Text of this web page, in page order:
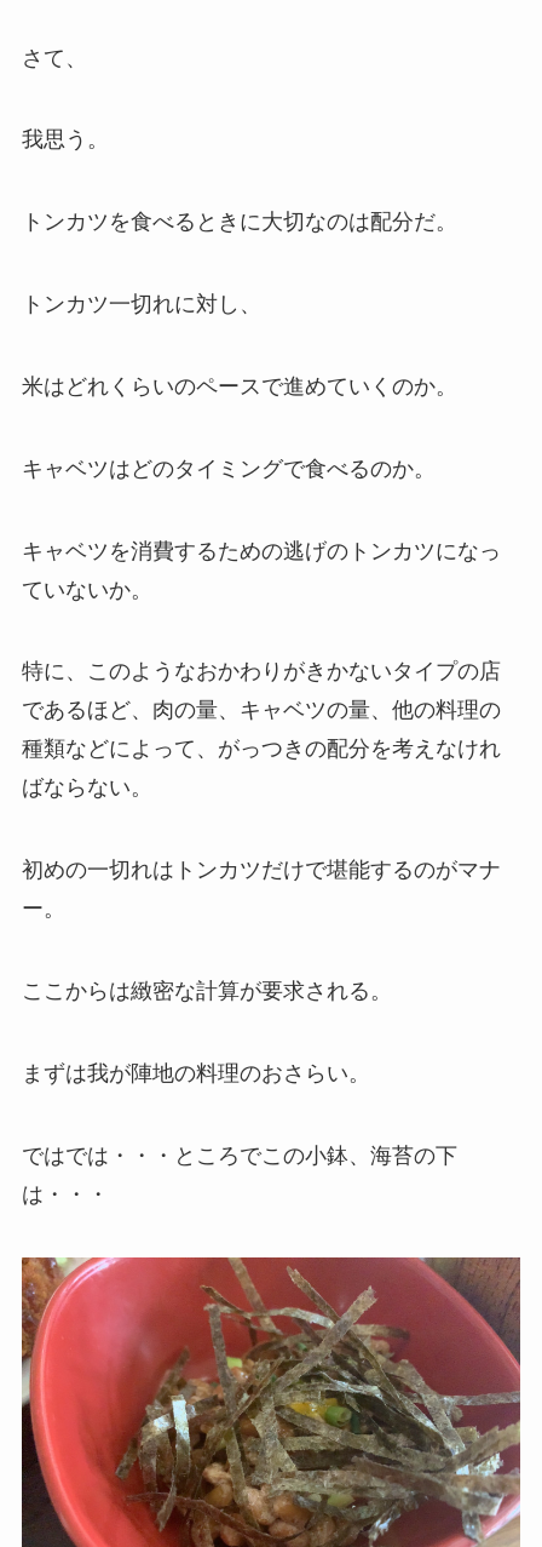
さて、
我思う。
トンカツを食べるときに大切なのは配分だ。
トンカツ一切れに対し、
米はどれくらいのペースで進めていくのか。
キャベツはどのタイミングで食べるのか。
キャベツを消費するための逃げのトンカツになっ
ていないか。
特に、このようなおかわりがきかないタイプの店
であるほど、肉の量、キャベツの量、他の料理の
種類などによって、がっつきの配分を考えなけれ
ばならない。
初めの一切れはトンカツだけで堪能するのがマナ
ー。
ここからは緻密な計算が要求される。
まずは我が陣地の料理のおさらい。
ではでは・・・ところでこの小鉢、海苔の下
は・・・